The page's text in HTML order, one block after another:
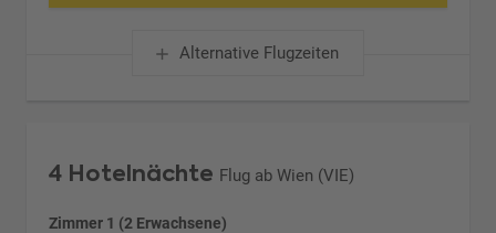
Alternative Flugzeiten
4 Hotelnächte Flug ab Wien (VIE)
Zimmer 1 (2 Erwachsene)